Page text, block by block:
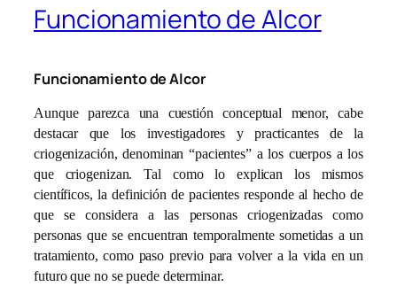
Funcionamiento de Alcor
Funcionamiento de Alcor
Aunque parezca una cuestión conceptual menor, cabe
destacar que los investigadores y practicantes de la
criogenización, denominan “pacientes” a los cuerpos a los
que criogenizan. Tal como lo explican los mismos
científicos, la definición de pacientes responde al hecho de
que se considera a las personas criogenizadas como
personas que se encuentran temporalmente sometidas a un
tratamiento, como paso previo para volver a la vida en un
futuro que no se puede determinar.